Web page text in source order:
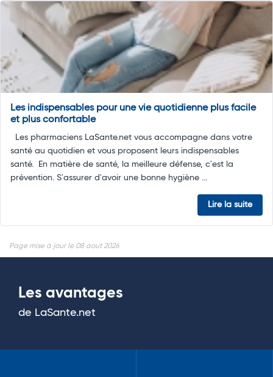
Les indispensables pour une vie quotidienne plus facile
et plus confortable
Les pharmaciens LaSante.net vous accompagne dans votre
santé au quotidien et vous proposent leurs indispensables
santé. En matière de santé, la meilleure défense, c'est la
prévention. S'assurer d'avoir une bonne hygiène ...
Lire la suite
Page mise à jour le 08 aout 2026
Les avantages
de LaSante.net